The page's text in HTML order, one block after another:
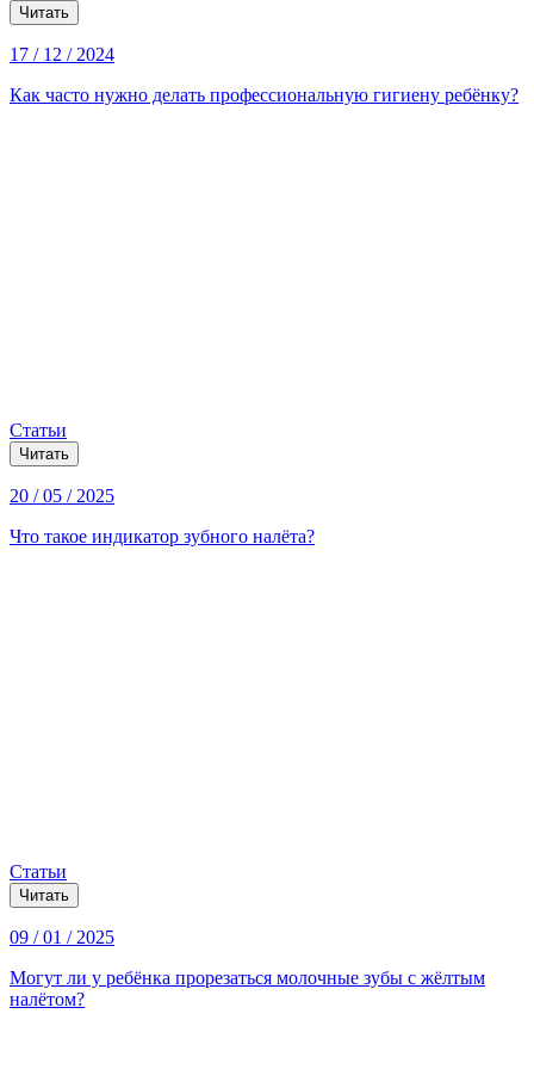
Читать
17 / 12 / 2024
Как часто нужно делать профессиональную гигиену ребёнку?
Статьи
Читать
20 / 05 / 2025
Что такое индикатор зубного налёта?
Статьи
Читать
09 / 01 / 2025
Могут ли у ребёнка прорезаться молочные зубы с жёлтым
налётом?